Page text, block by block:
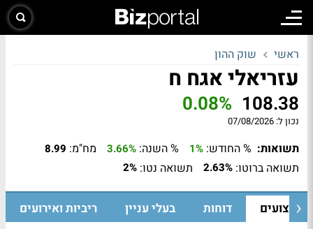
ראשי שוק ההון
עזריאלי אגח ח
108.38
0.08%
נכון ל: 07/08/2026
תשואות: % החודש: 1% % השנה: 3.66% מח"מ: 8.99
תשואה ברוטו: 2.63% תשואה נטו: 2%
ביצועים דוחות בעלי עניין ריביות ואירועים